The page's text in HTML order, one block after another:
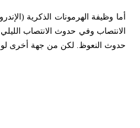
أما وظيفة الهرمونات الذكرية
الانتصاب وفي حدوث الانتصاب
حدوث النعوظ. لكن من جهة أخرى